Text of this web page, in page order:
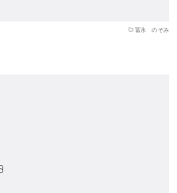
冨永 のぞみ